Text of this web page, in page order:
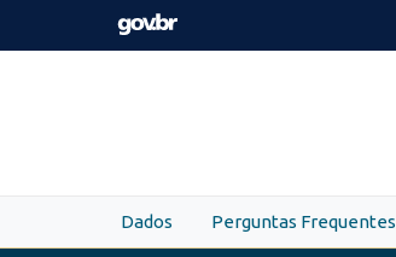
Skip to main content
Dados Perguntas Frequentes